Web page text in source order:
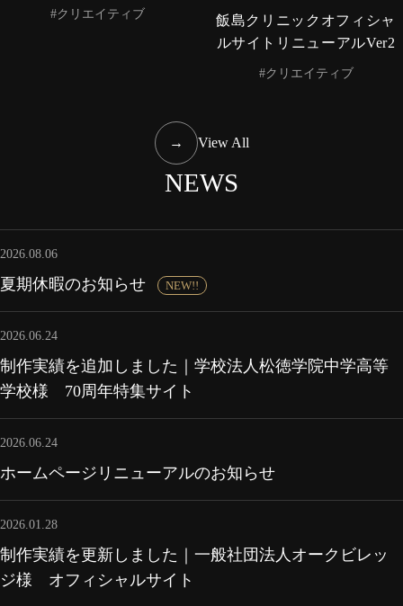
#クリエイティブ
飯島クリニックオフィシャ
ルサイトリニューアルVer2
#クリエイティブ
→ View All
NEWS
2026.08.06
夏期休暇のお知らせ NEW!!
2026.06.24
制作実績を追加しました｜学校法人松徳学院中学高等
学校様 70周年特集サイト
2026.06.24
ホームページリニューアルのお知らせ
2026.01.28
制作実績を更新しました｜一般社団法人オークビレッ
ジ様 オフィシャルサイト